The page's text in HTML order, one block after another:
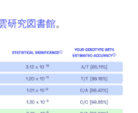
研究図書館。